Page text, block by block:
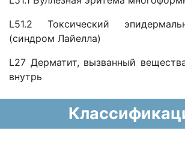
L51.2 Токсический
(синдром Лайелла)
L27 Дерматит, вызванный
внутрь